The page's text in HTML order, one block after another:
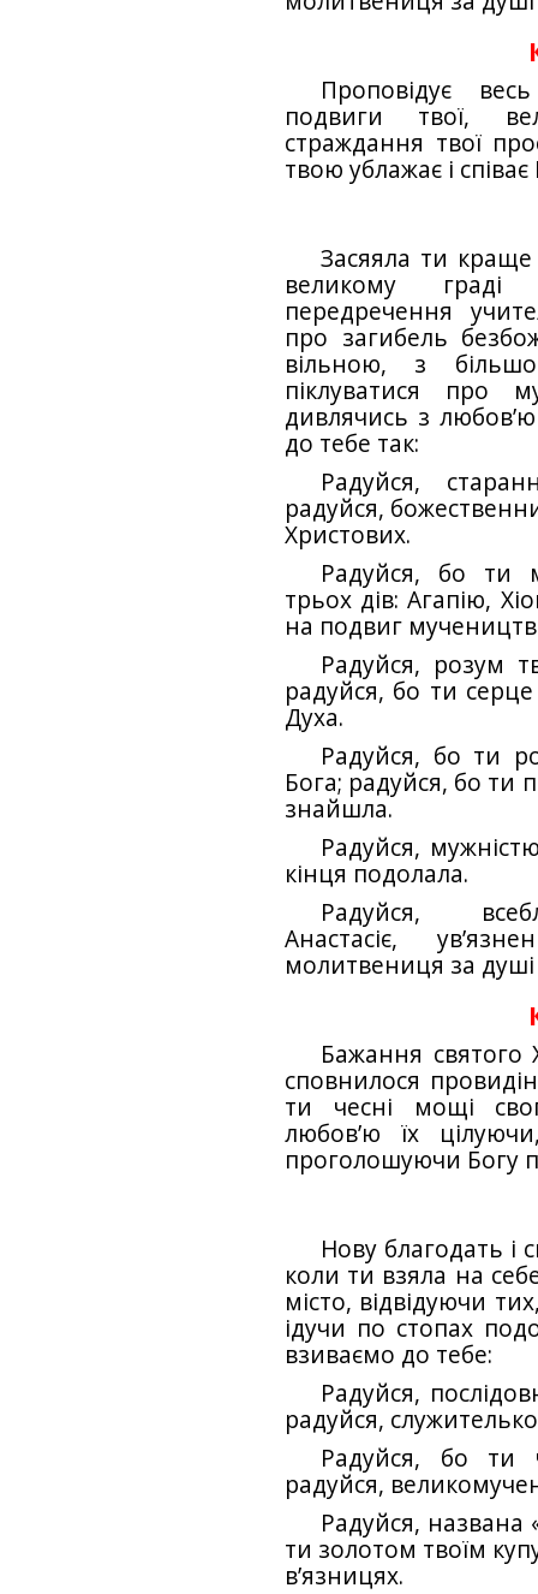
Проповідує
подвиги твої,
страждання твої
твою ублажає і
Засяяла ти
великому
передречення
про загибель
вільною, з
піклуватися про
дивлячись з
до тебе так:
Радуйся,
радуйся,
Христових.
Радуйся, бо ти
трьох дів: Агапію,
на подвиг
Радуйся, розум
радуйся, бо ти
Духа.
Радуйся, бо ти
Бога; радуйся, бо ти
знайшла.
Радуйся,
кінця подолала.
Радуйся,
Анастасіє,
молитвениця за
Бажання святого
сповнилося
ти чесні мощі
любов’ю їх
проголошуючи Богу
Нову благодать і
коли ти взяла на
місто, відвідуючи
ідучи по стопах
взиваємо до тебе:
Радуйся,
радуйся,
Радуйся, бо ти
радуйся,
Радуйся, названа
ти золотом твоїм
в’язницях.